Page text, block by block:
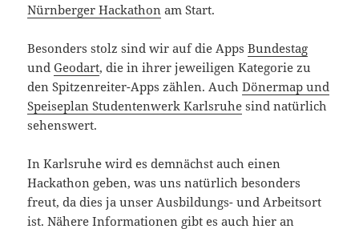
Nürnberger Hackathon am Start.
Besonders stolz sind wir auf die AppsBundestag
undGeodart, die in ihrer jeweiligen Kategorie zu
den Spitzenreiter-Apps zählen. AuchDönermap und
Speiseplan Studentenwerk Karlsruhe sind natürlich
sehenswert.
In Karlsruhe wird es demnächst auch einen
Hackathon geben, was uns natürlich besonders
freut, da dies ja unser Ausbildungs- und Arbeitsort
ist. Nähere Informationen gibt es auch hier an